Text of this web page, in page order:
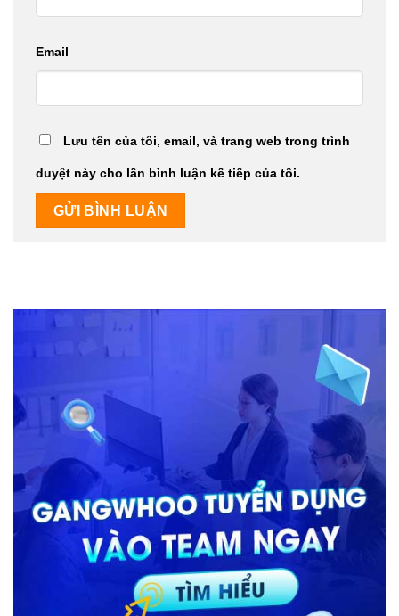
Email
Lưu tên của tôi, email, và trang web trong trình
duyệt này cho lần bình luận kế tiếp của tôi.